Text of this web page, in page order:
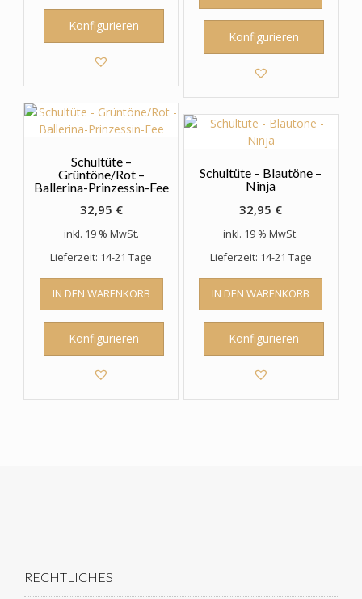
Konfigurieren
Konfigurieren
Schultüte –
Grüntöne/Rot –
Ballerina-Prinzessin-Fee
32,95 €
inkl. 19 % MwSt.
Lieferzeit: 14-21 Tage
IN DEN WARENKORB
Konfigurieren
Schultüte – Blautöne –
Ninja
32,95 €
inkl. 19 % MwSt.
Lieferzeit: 14-21 Tage
IN DEN WARENKORB
Konfigurieren
RECHTLICHES